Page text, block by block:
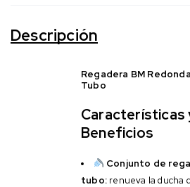
Descripción
Regadera BM
Tubo
Características
Beneficios
Conjunto de
tubo: renueva la ducha